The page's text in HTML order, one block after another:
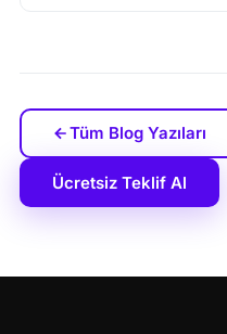
Tüm Blog Yazıları
Ücretsiz Teklif Al